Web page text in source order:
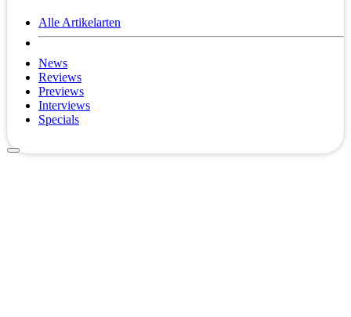
Alle Artikelarten
News
Reviews
Previews
Interviews
Specials